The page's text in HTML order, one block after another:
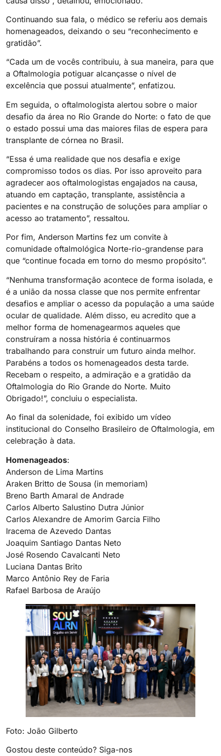
Continuando sua fala, o médico se referiu aos demais
homenageados, deixando o seu “reconhecimento e
gratidão”.
“Cada um de vocês contribuiu, à sua maneira, para que
a Oftalmologia potiguar alcançasse o nível de
excelência que possui atualmente”, enfatizou.
Em seguida, o oftalmologista alertou sobre o maior
desafio da área no Rio Grande do Norte: o fato de que
o estado possui uma das maiores filas de espera para
transplante de córnea no Brasil.
“Essa é uma realidade que nos desafia e exige
compromisso todos os dias. Por isso aproveito para
agradecer aos oftalmologistas engajados na causa,
atuando em captação, transplante, assistência a
pacientes e na construção de soluções para ampliar o
acesso ao tratamento”, ressaltou.
Por fim, Anderson Martins fez um convite à
comunidade oftalmológica Norte-rio-grandense para
que “continue focada em torno do mesmo propósito”.
“Nenhuma transformação acontece de forma isolada, e
é a união da nossa classe que nos permite enfrentar
desafios e ampliar o acesso da população a uma saúde
ocular de qualidade. Além disso, eu acredito que a
melhor forma de homenagearmos aqueles que
construíram a nossa história é continuarmos
trabalhando para construir um futuro ainda melhor.
Parabéns a todos os homenageados desta tarde.
Recebam o respeito, a admiração e a gratidão da
Oftalmologia do Rio Grande do Norte. Muito
Obrigado!”, concluiu o especialista.
Ao final da solenidade, foi exibido um vídeo
institucional do Conselho Brasileiro de Oftalmologia, em
celebração à data.
Homenageados:
Anderson de Lima Martins
Araken Britto de Sousa (in memoriam)
Breno Barth Amaral de Andrade
Carlos Alberto Salustino Dutra Júnior
Carlos Alexandre de Amorim Garcia Filho
Iracema de Azevedo Dantas
Joaquim Santiago Dantas Neto
José Rosendo Cavalcanti Neto
Luciana Dantas Brito
Marco Antônio Rey de Faria
Rafael Barbosa de Araújo
Foto: João Gilberto
Gostou deste conteúdo? Siga-nos